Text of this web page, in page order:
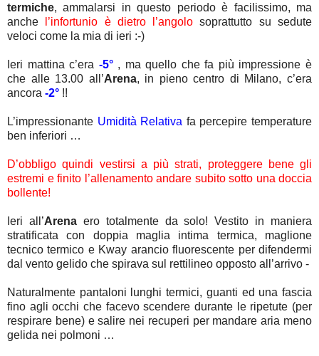
termiche, ammalarsi in questo periodo è facilissimo, ma
anche
l’infortunio è dietro l’angolo soprattutto su sedute
veloci come la mia di ieri :-)
Ieri mattina c’era -5°, ma quello che fa più impressione è
che alle 13.00 all’Arena, in pieno centro di Milano, c’era
ancora -2° !!
L’impressionante Umidità Relativa fa percepire temperature
ben inferiori …
D’obbligo quindi vestirsi a più strati, proteggere bene gli
estremi e finito l’allenamento andare subito sotto una doccia
bollente!
Ieri all’Arenaero totalmente da solo! Vestito in maniera
stratificata con doppia maglia intima termica, maglione
tecnico termico e Kway arancio fluorescente per difendermi
dal vento gelido che spirava sul rettilineo opposto all’arrivo -
Naturalmente pantaloni lunghi termici, guanti ed una fascia
fino agli occhi che facevo scendere durante le ripetute (per
respirare bene) e salire nei recuperi per mandare aria meno
gelida nei polmoni …